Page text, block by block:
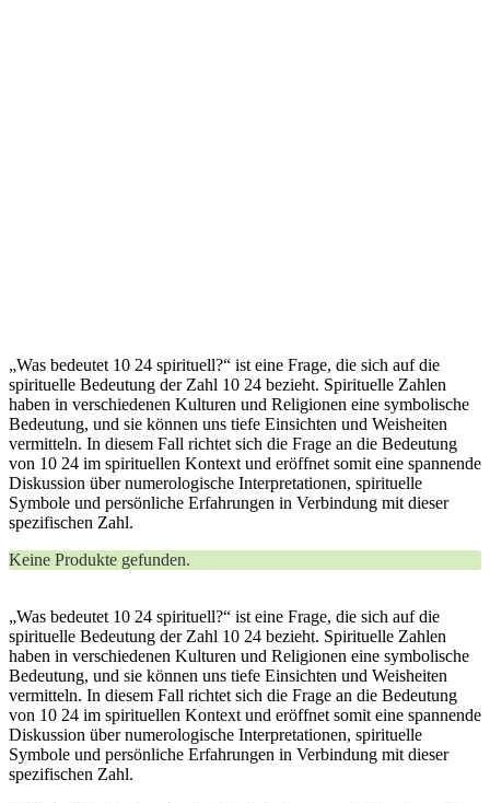
„Was bedeutet 10 24 spirituell?“ ist eine Frage, die sich auf die
spirituelle Bedeutung der Zahl 10 24 bezieht. Spirituelle Zahlen
haben in verschiedenen Kulturen und Religionen eine symbolische
Bedeutung, und sie können uns tiefe Einsichten und Weisheiten
vermitteln. In diesem Fall richtet sich die Frage an die Bedeutung
von 10 24 im spirituellen Kontext und eröffnet somit eine spannende
Diskussion über numerologische Interpretationen, spirituelle
Symbole und persönliche Erfahrungen in Verbindung mit dieser
spezifischen Zahl.
Keine Produkte gefunden.
„Was bedeutet 10 24 spirituell?“ ist eine Frage, die sich auf die
spirituelle Bedeutung der Zahl 10 24 bezieht. Spirituelle Zahlen
haben in verschiedenen Kulturen und Religionen eine symbolische
Bedeutung, und sie können uns tiefe Einsichten und Weisheiten
vermitteln. In diesem Fall richtet sich die Frage an die Bedeutung
von 10 24 im spirituellen Kontext und eröffnet somit eine spannende
Diskussion über numerologische Interpretationen, spirituelle
Symbole und persönliche Erfahrungen in Verbindung mit dieser
spezifischen Zahl.